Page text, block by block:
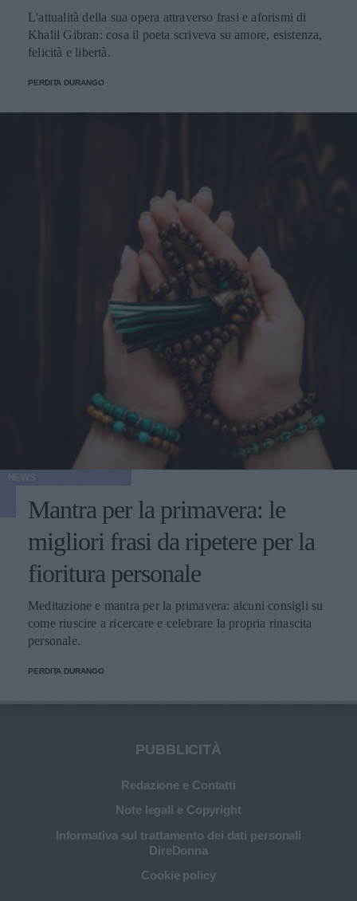
L'attualità della sua opera attraverso frasi e aforismi di
Khalil Gibran: cosa il poeta scriveva su amore, esistenza,
felicità e libertà.
PERDITA DURANGO
Mantra per la primavera: le
migliori frasi da ripetere per la
fioritura personale
Meditazione e mantra per la primavera: alcuni consigli su
come riuscire a ricercare e celebrare la propria rinascita
personale.
PERDITA DURANGO
PUBBLICITÀ
Redazione e Contatti
Note legali e Copyright
Informativa sul trattamento dei dati personali
DireDonna
Cookie policy